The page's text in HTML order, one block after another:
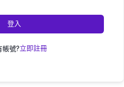
登入
帳號?立即註冊